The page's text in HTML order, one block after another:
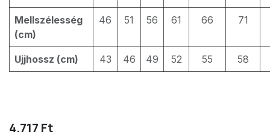
Mellszélesség
(cm)
46 51 56 61 66 71
Ujjhossz (cm) 43 46 49 52 55 58
4.717 Ft